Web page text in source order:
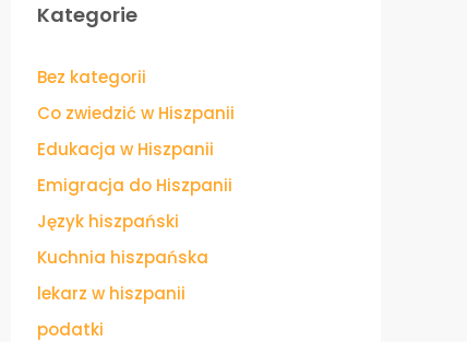
Kategorie
Bez kategorii
Co zwiedzić w Hiszpanii
Edukacja w Hiszpanii
Emigracja do Hiszpanii
Język hiszpański
Kuchnia hiszpańska
lekarz w hiszpanii
podatki